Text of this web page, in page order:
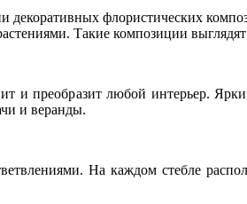
декоративных флористических
Такие композиции
и преобразит любой интерьер.
и веранды.
На каждом стебле